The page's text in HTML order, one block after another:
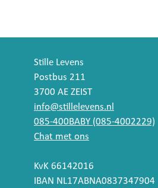
Stille Levens
Postbus 211
3700 AE ZEIST
info@stillelevens.nl
085-400BABY (085-4002229)
Chat met ons
KvK 66142016
IBAN NL17ABNA0837347904